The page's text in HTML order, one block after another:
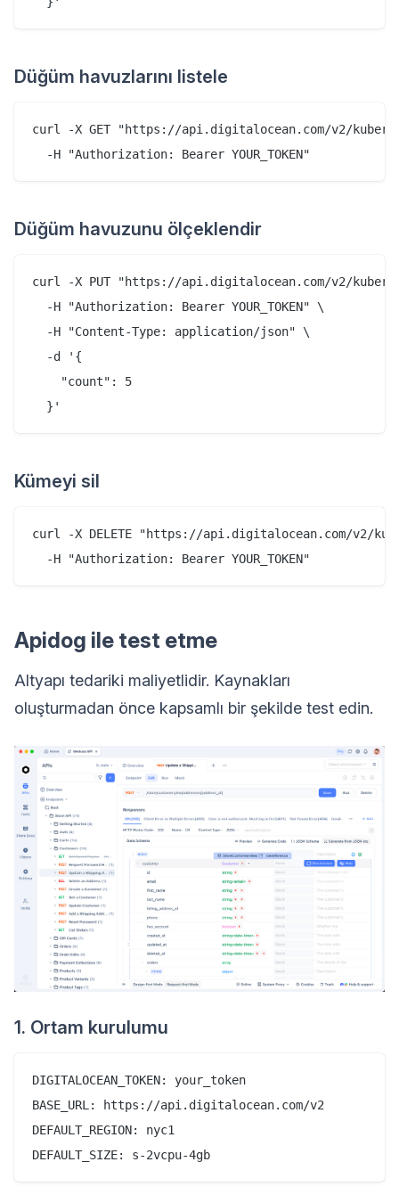
Düğüm havuzlarını listele
curl -X GET "https://api.digitalocean.com/v2/
Düğüm havuzunu ölçeklendir
curl -X PUT "https://api.digitalocean.com/v2/
  -H "Authorization: Bearer YOUR_TOKEN" \
  -H "Content-Type: application/json" \
  -d '{
    "count": 5
Kümeyi sil
curl -X DELETE "https://api.digitalocean.com/v2/
Apidog ile test etme
Altyapı tedariki maliyetlidir. Kaynakları
oluşturmadan önce kapsamlı bir şekilde test edin.
1. Ortam kurulumu
DIGITALOCEAN_TOKEN: your_token
BASE_URL: https://api.digitalocean.com/v2
DEFAULT_REGION: nyc1